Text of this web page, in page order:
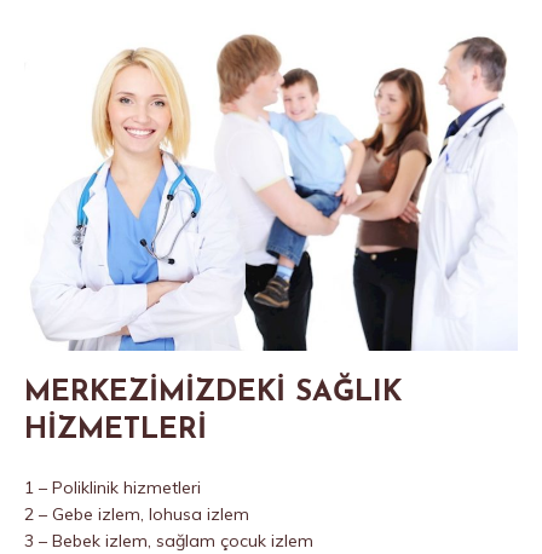
MERKEZİMİZDEKİ SAĞLIK
HİZMETLERİ
1 – Poliklinik hizmetleri
2 – Gebe izlem, lohusa izlem
3 – Bebek izlem, sağlam çocuk izlem